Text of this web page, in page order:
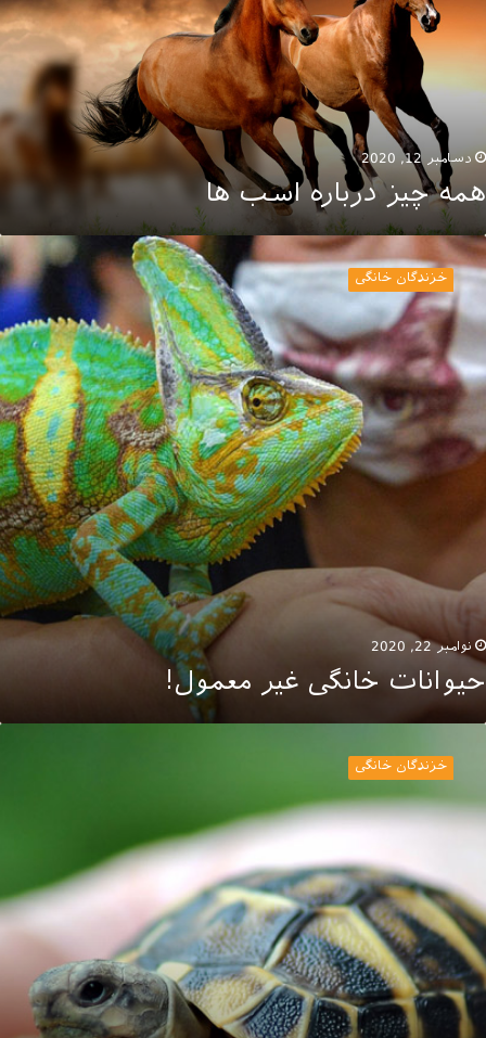
ها
دسامبر 12, 2020
همه چیز درباره اسب ها
حیوانات
خانگی
معمول!
خزندگان خانگی
نوامبر 22, 2020
حیوانات خانگی غیر معمول!
پشت
ها
را
خزندگان خانگی